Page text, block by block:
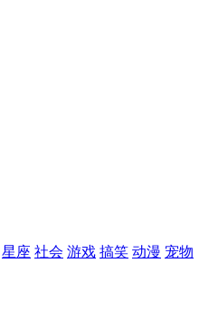
星座 社会 游戏 搞笑 动漫 宠物